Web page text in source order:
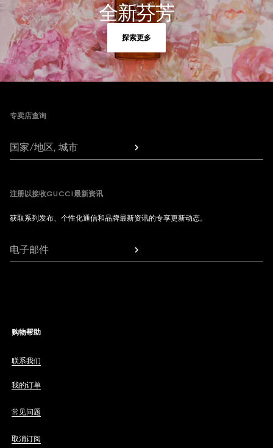
全新芬芳
探索更多
专卖店查询
国家/地区, 城市
注册以接收GUCCI最新资讯
获取系列发布、个性化通信和品牌最新资讯的专享更新动态。
电子邮件
购物帮助
联系我们
我的订单
常见问题
取消订阅